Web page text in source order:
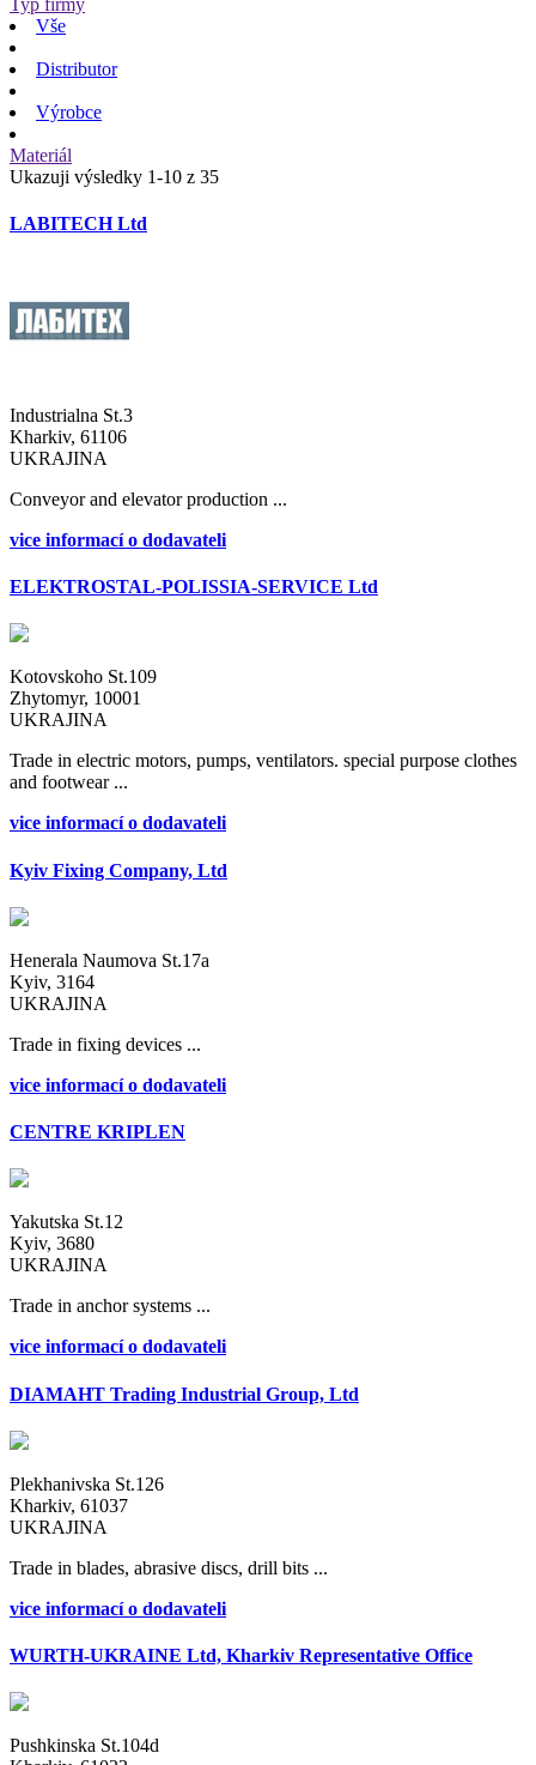
Typ firmy
Vše
Distributor
Výrobce
Materiál
Ukazuji výsledky 1-10 z 35
LABITECH Ltd
Industrialna St.3
Kharkiv, 61106
UKRAJINA
Conveyor and elevator production ...
vice informací o dodavateli
ELEKTROSTAL-POLISSIA-SERVICE Ltd
Kotovskoho St.109
Zhytomyr, 10001
UKRAJINA
Trade in electric motors, pumps, ventilators. special purpose clothes
and footwear ...
vice informací o dodavateli
Kyiv Fixing Company, Ltd
Henerala Naumova St.17a
Kyiv, 3164
UKRAJINA
Trade in fixing devices ...
vice informací o dodavateli
CENTRE KRIPLEN
Yakutska St.12
Kyiv, 3680
UKRAJINA
Trade in anchor systems ...
vice informací o dodavateli
DIAMAHT Trading Industrial Group, Ltd
Plekhanivska St.126
Kharkiv, 61037
UKRAJINA
Trade in blades, abrasive discs, drill bits ...
vice informací o dodavateli
WURTH-UKRAINE Ltd, Kharkiv Representative Office
Pushkinska St.104d